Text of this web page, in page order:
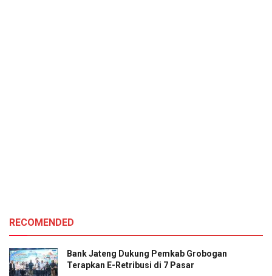
RECOMENDED
Bank Jateng Dukung Pemkab Grobogan
Terapkan E-Retribusi di 7 Pasar